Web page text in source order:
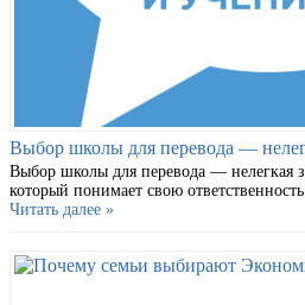
Выбор школы для перевода —
Выбор школы для перевода — нелегкая
который понимает свою
Читать далее »